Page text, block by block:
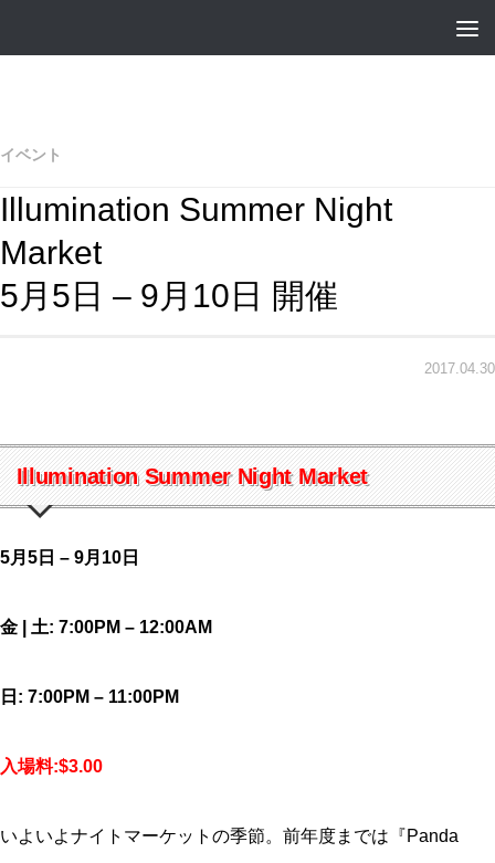
イベント
Illumination Summer Night
Market
5月5日 – 9月10日 開催
2017.04.30
Illumination Summer Night Market
5月5日 – 9月10日
金 | 土: 7:00PM – 12:00AM
日: 7:00PM – 11:00PM
入場料:$3.00
いよいよナイトマーケットの季節。前年度までは『Panda